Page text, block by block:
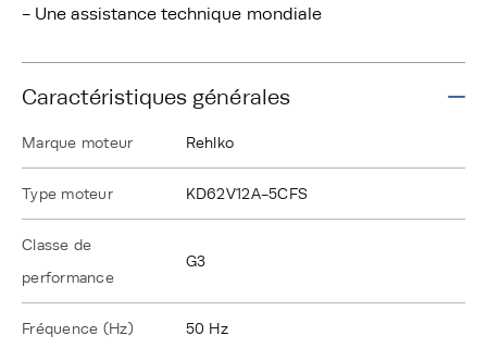
- Une assistance technique mondiale
Caractéristiques générales
Marque moteur Rehlko
Type moteur KD62V12A-5CFS
Classe de
performance
G3
Fréquence (Hz) 50 Hz